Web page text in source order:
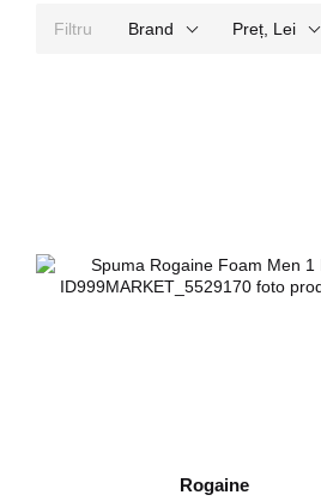
Filtru Brand Preț, Lei
Rogaine